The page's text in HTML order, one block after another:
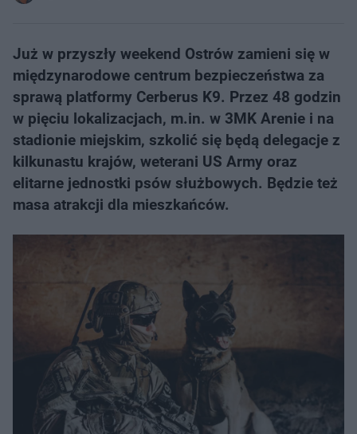
Już w przyszły weekend Ostrów zamieni się w
międzynarodowe centrum bezpieczeństwa za
sprawą platformy Cerberus K9​. Przez 48 godzin
w pięciu lokalizacjach, m.in. w 3MK Arenie i na
stadionie miejskim, szkolić się będą delegacje z
kilkunastu krajów, weterani US Army oraz
elitarne jednostki psów służbowych. Będzie też
masa atrakcji dla mieszkańców.